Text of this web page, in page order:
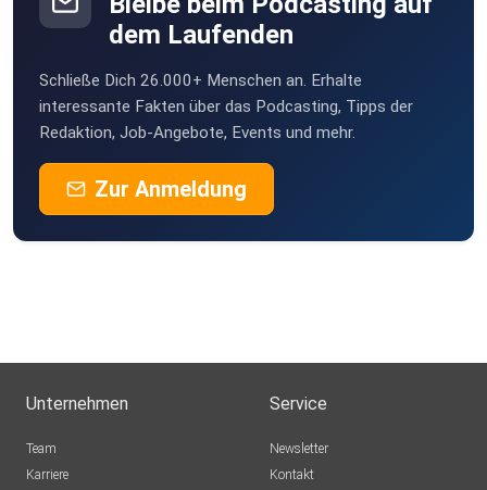
dem Laufenden
Schließe Dich 26.000+ Menschen an. Erhalte
interessante Fakten über das Podcasting, Tipps der
Redaktion, Job-Angebote, Events und mehr.
Zur Anmeldung
Unternehmen
Team
Karriere
Service
Newsletter
Kontakt